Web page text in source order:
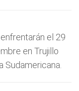
el 29
en Trujillo
Sudamericana.